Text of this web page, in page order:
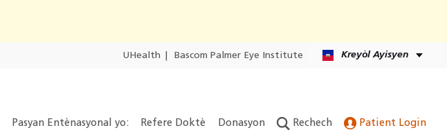
UHealth Bascom Palmer Eye Institute Kreyòl Ayisyen
Pasyan Entènasyonal yo: Refere Doktè Donasyon Rechech Patient Login